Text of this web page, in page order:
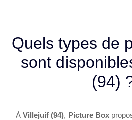
Quels types de
sont
(94)
À Villejuif (94), Picture Box